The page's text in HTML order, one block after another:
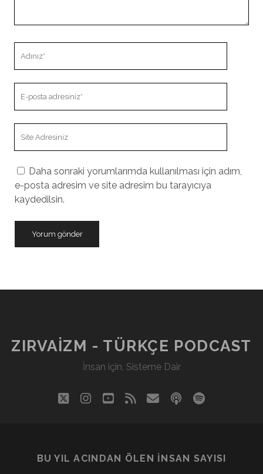
posta
Daha sonraki yorumlarımda kullanılması için adım,
e-posta adresim ve site adresim bu tarayıcıya
kaydedilsin.
ZIRVAIZM - TÜRKÇE PODCAST
İnsan için, Sisteme Dair
twitterinstagram
youtube
rss epostapodcastspotify
BU YIL ACINDAN ÖLEN İNSAN SAYISI